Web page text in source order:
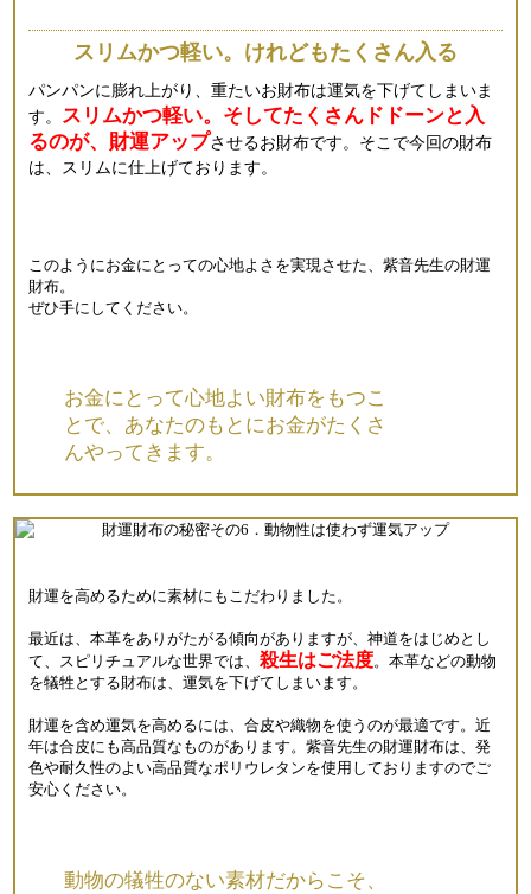
スリムかつ軽い。けれどもたくさん入る
パンパンに膨れ上がり、重たいお財布は運気を下げてしまいま
す。
スリムかつ軽い。そしてたくさんドドーンと入
るのが、財運アップさせるお財布です。そこで今回の財布
は、スリムに仕上げております。
このようにお金にとっての心地よさを実現させた、紫音先生の財運
財布。
ぜひ手にしてください。
お金にとって心地よい財布をもつこ
とで、あなたのもとにお金がたくさ
んやってきます。
財運を高めるために素材にもこだわりました。
最近は、本革をありがたがる傾向がありますが、神道をはじめとし
て、スピリチュアルな世界では、 殺生はご法度。本革などの動物
を犠牲とする財布は、運気を下げてしまいます。
財運を含め運気を高めるには、合皮や織物を使うのが最適です。近
年は合皮にも高品質なものがあります。紫音先生の財運財布は、発
色や耐久性のよい高品質なポリウレタンを使用しておりますのでご
安心ください。
動物の犠牲のない素材だからこそ、